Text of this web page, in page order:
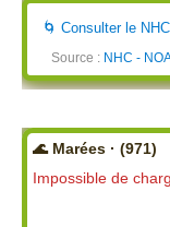
🌀 Consulter le
Source : NHC -
🌊 Marées · (971)
Impossible de